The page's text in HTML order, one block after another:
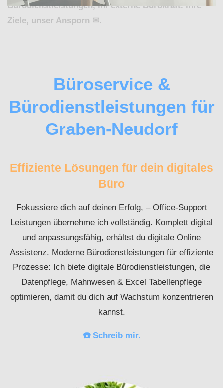
Bürodienstleistungen, Ihr externe Bürokraft. Ihre
Ziele, unser Ansporn ✉.
Büroservice &
Bürodienstleistungen für
Graben-Neudorf
Effiziente Lösungen für dein digitales
Büro
Fokussiere dich auf deinen Erfolg, – Office-Support
Leistungen übernehme ich vollständig. Komplett digital
und anpassungsfähig, erhältst du digitale Online
Assistenz. Moderne Bürodienstleistungen für effiziente
Prozesse: Ich biete digitale Bürodienstleistungen, die
Datenpflege, Mahnwesen & Excel Tabellenpflege
optimieren, damit du dich auf Wachstum konzentrieren
kannst.
☎️ Schreib mir.